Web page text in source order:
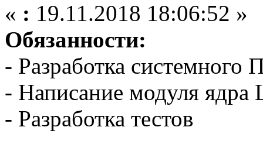
« : 19.11.2018 18:06:52 »
Обязанности:
- Разработка
- Написание модуля ядра
- Разработка тестов